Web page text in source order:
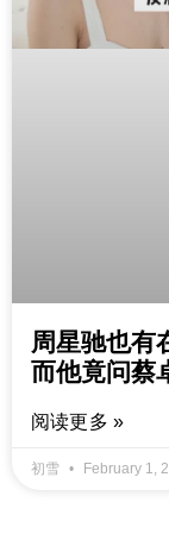
周星驰也有
而他竟问蔡
阅读更多 »
初雪 February 1,